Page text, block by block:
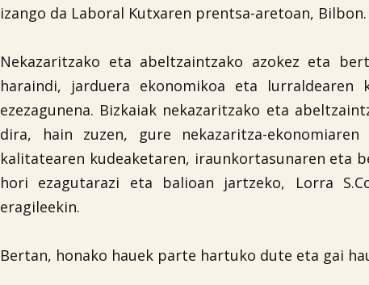
izango da Laboral Kutxaren prentsa-aretoan, Bilbon.
Nekazaritzako eta abeltzaintzako azokez eta
haraindi, jarduera ekonomikoa eta
ezezagunena. Bizkaiak nekazaritzako eta
dira, hain zuzen, gure nekazaritza-
kalitatearen kudeaketaren, iraunkortasunaren eta
hori ezagutarazi eta balioan jartzeko, Lorra
eragileekin.
Bertan, honako hauek parte hartuko dute eta gai